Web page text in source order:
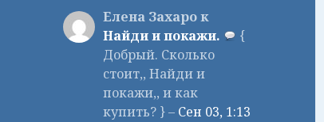
Елена Захаро к
Найди и покажи.
{
Добрый. Сколько
стоит,, Найди и
покажи,, и как
купить? } – Сен 03, 1:13